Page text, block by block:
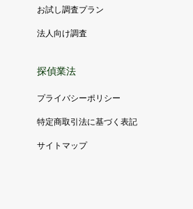
お試し調査プラン
法人向け調査
探偵業法
プライバシーポリシー
特定商取引法に基づく表記
サイトマップ